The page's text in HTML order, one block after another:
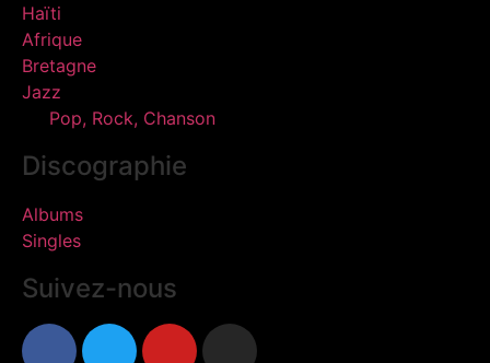
Haïti
Afrique
Bretagne
Jazz
Pop, Rock, Chanson
Discographie
Albums
Singles
Suivez-nous